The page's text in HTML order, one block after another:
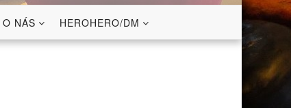
O NÁS HEROHERO/DM